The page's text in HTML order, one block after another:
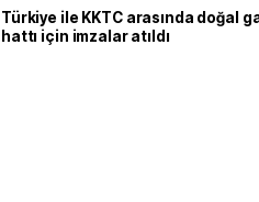
Türkiye ile KKTC arasında doğal
hattı için imzalar atıldı